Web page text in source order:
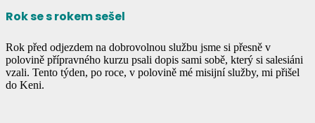
Rok se s rokem sešel
Rok před odjezdem na dobrovolnou službu jsme si přesně v
polovině přípravného kurzu psali dopis sami sobě, který si salesiáni
vzali. Tento týden, po roce, v polovině mé misijní služby, mi přišel
do Keni.